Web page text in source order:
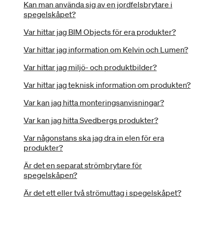
Kan man använda sig av en jordfelsbrytare i
spegelskåpet?
Var hittar jag BIM Objects för era produkter?
Var hittar jag information om Kelvin och Lumen?
Var hittar jag miljö- och produktbilder?
Var hittar jag teknisk information om produkten?
Var kan jag hitta monteringsanvisningar?
Var kan jag hitta Svedbergs produkter?
Var någonstans ska jag dra in elen för era
produkter?
Är det en separat strömbrytare för
spegelskåpen?
Är det ett eller två strömuttag i spegelskåpet?